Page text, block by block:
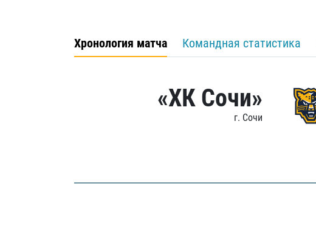
Хронология матча Командная статистика
«ХК Сочи»
г. Сочи